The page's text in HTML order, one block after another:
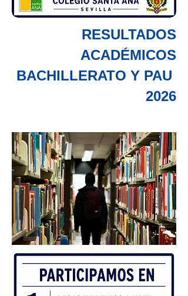
RESULTADOS
ACADÉMICOS
BACHILLERATO Y PAU
2026